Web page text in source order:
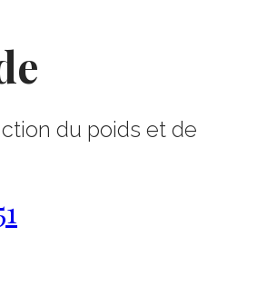
du poids et de